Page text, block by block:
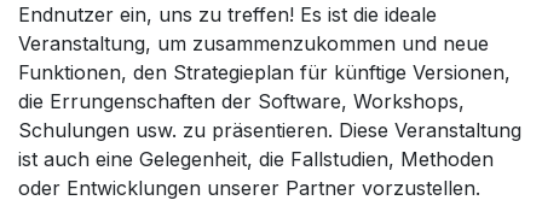
Endnutzer ein, uns zu treffen! Es ist die ideale
Veranstaltung, um zusammenzukommen und neue
Funktionen, den Strategieplan für künftige Versionen,
die Errungenschaften der Software, Workshops,
Schulungen usw. zu präsentieren. Diese Veranstaltung
ist auch eine Gelegenheit, die Fallstudien, Methoden
oder Entwicklungen unserer Partner vorzustellen.